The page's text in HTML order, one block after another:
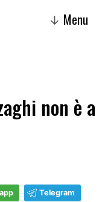
↓ Menu
non è a
Telegram